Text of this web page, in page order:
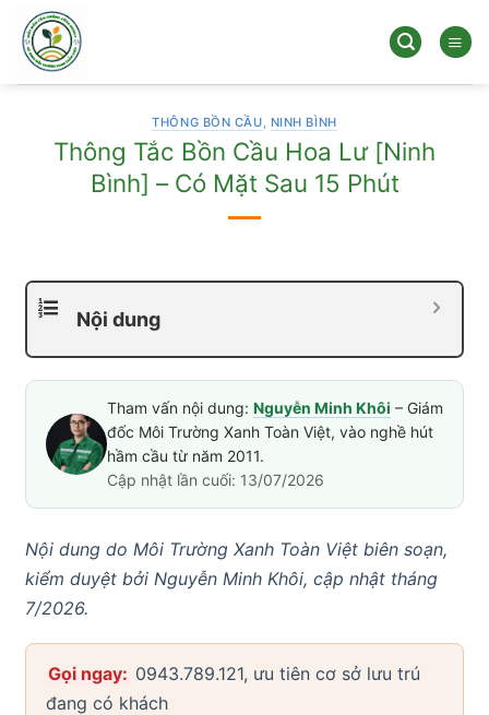
qua
dung
THÔNG BỒN CẦU, NINH BÌNH
Thông Tắc Bồn Cầu Hoa Lư [Ninh
Bình] – Có Mặt Sau 15 Phút
Nội dung
Tham vấn nội dung: Nguyễn Minh Khôi – Giám
đốc Môi Trường Xanh Toàn Việt, vào nghề hút
hầm cầu từ năm 2011.
Cập nhật lần cuối: 13/07/2026
Nội dung do Môi Trường Xanh Toàn Việt biên soạn,
kiểm duyệt bởi Nguyễn Minh Khôi, cập nhật tháng
7/2026.
Gọi ngay: 0943.789.121, ưu tiên cơ sở lưu trú
đang có khách